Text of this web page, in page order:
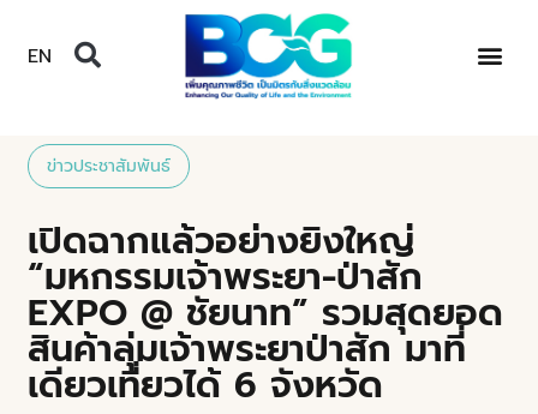
EN
ข่าวประชาสัมพันธ์
เปิดฉากแล้วอย่างยิงใหญ่
“มหกรรมเจ้าพระยา-ป่าสัก
EXPO @ ชัยนาท” รวมสุดยอด
สินค้าลุ่มเจ้าพระยาป่าสัก มาที่
เดียวเที่ยวได้ 6 จังหวัด